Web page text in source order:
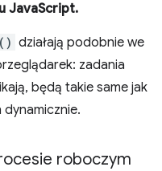
JavaScript.
działają podobnie we
zadania
będą takie same jak
roboczym